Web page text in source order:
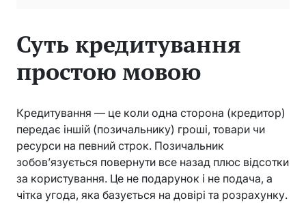
Суть кредитування
простою мовою
Кредитування — це коли одна сторона (кредитор)
передає іншій (позичальнику) гроші, товари чи
ресурси на певний строк. Позичальник
зобов’язується повернути все назад плюс відсотки
за користування. Це не подарунок і не подача, а
чітка угода, яка базується на довірі та розрахунку.